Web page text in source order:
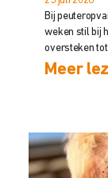
Bij
weken stil bij
oversteken
Meer